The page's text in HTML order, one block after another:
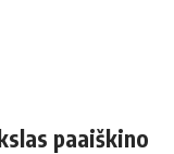
paaiškino